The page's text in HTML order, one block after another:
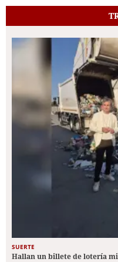
SUERTE
Hallan un billete de lotería